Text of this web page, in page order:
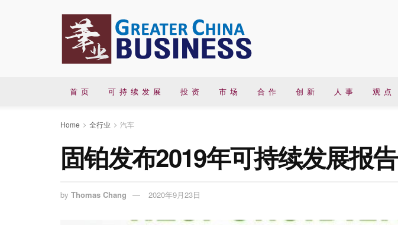
首 页 可 持 续 发 展 投 资 市 场 合 作 创 新 人 事 观 点
Home 全行业 汽车
固铂发布2019年可持续发展报告
by Thomas Chang 2020年9月23日